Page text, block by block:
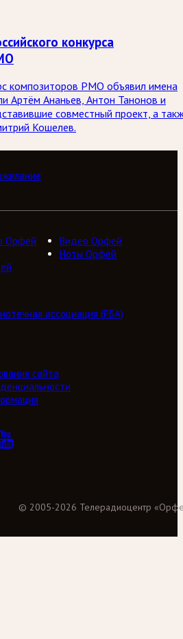
конкурса
композиторов РМО объявил имена
Артём Ананьев, Антон Танонов и
совместный проект, а
Кошелев.
Орфей
Видео Орфей
Ноты Орфей
ассоциация (РБА)
сайта
© 2005-2026 Телерадиоцентр